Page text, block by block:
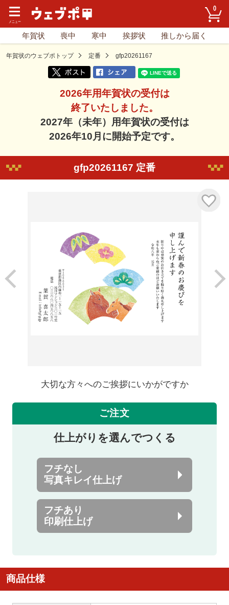
0
年賀状 喪中 寒中 挨拶状 推しから届く
年賀状のウェブポトップ 定番 gfp20261167
2026年用年賀状の受付は
終了いたしました。
2027年（未年）用年賀状の受付は
2026年10月に開始予定です。
gfp20261167 定番
大切な方々へのご挨拶にいかがですか
ご注文
仕上がりを選んでつくる
フチなし
写真キレイ仕上げ
フチあり
印刷仕上げ
商品仕様